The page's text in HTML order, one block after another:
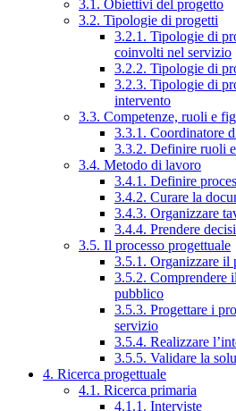
3.1. Obiettivi del progetto
3.2. Tipologie di progetti
3.2.1. Tipologie di
coinvolti nel servizio
3.2.2. Tipologie di
3.2.3. Tipologie di
intervento
3.3. Competenze, ruoli e
3.3.1. Coordinatore
3.3.2. Definire ruoli
3.4. Metodo di lavoro
3.4.1. Definire
3.4.2. Curare la
3.4.3. Organizzare
3.4.4. Prendere
3.5. Il processo progettuale
3.5.1. Organizzare il
3.5.2. Comprendere
pubblico
3.5.3. Progettare i
servizio
3.5.4. Realizzare
3.5.5. Validare la
4. Ricerca progettuale
4.1. Ricerca primaria
4.1.1. Interviste